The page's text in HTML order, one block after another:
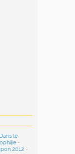
Dans le
-
2012 -